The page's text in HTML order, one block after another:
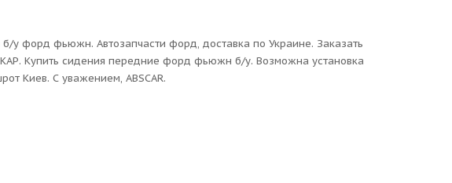
б/у форд фьюжн. Автозапчасти форд, доставка по Украине. Заказать
Купить сидения передние форд фьюжн б/у. Возможна установка
Киев. С уважением, ABSCAR.